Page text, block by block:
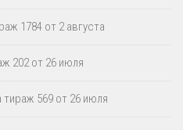
1784 от 2 августа
202 от 26 июля
569 от 26 июля